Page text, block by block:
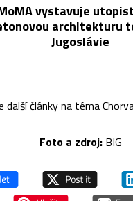
vystavuje
architekturu
Jugoslávie
další články na téma
Foto a zdroj: BIG